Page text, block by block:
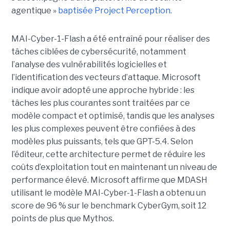
agentique » baptisée Project Perception.
MAI-Cyber-1-Flash a été entraîné pour réaliser des
tâches ciblées de cybersécurité, notamment
l’analyse des vulnérabilités logicielles et
l’identification des vecteurs d’attaque. Microsoft
indique avoir adopté une approche hybride : les
tâches les plus courantes sont traitées par ce
modèle compact et optimisé, tandis que les analyses
les plus complexes peuvent être confiées à des
modèles plus puissants, tels que GPT-5.4. Selon
l’éditeur, cette architecture permet de réduire les
coûts d’exploitation tout en maintenant un niveau de
performance élevé. Microsoft affirme que MDASH
utilisant le modèle MAI-Cyber-1-Flash a obtenu un
score de 96 % sur le benchmark CyberGym, soit 12
points de plus que Mythos.